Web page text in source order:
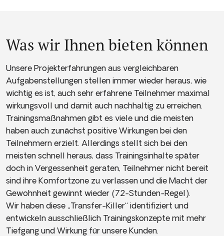
Was wir Ihnen bieten können
Unsere Projekterfahrungen aus vergleichbaren
Aufgabenstellungen stellen immer wieder heraus, wie
wichtig es ist, auch sehr erfahrene Teilnehmer maximal
wirkungsvoll und damit auch nachhaltig zu erreichen.
Trainingsmaßnahmen gibt es viele und die meisten
haben auch zunächst positive Wirkungen bei den
Teilnehmern erzielt. Allerdings stellt sich bei den
meisten schnell heraus, dass Trainingsinhalte später
doch in Vergessenheit geraten, Teilnehmer nicht bereit
sind ihre Komfortzone zu verlassen und die Macht der
Gewohnheit gewinnt wieder (72-Stunden-Regel).
Wir haben diese „Transfer-Killer“ identifiziert und
entwickeln ausschließlich Trainingskonzepte mit mehr
Tiefgang und Wirkung für unsere Kunden.